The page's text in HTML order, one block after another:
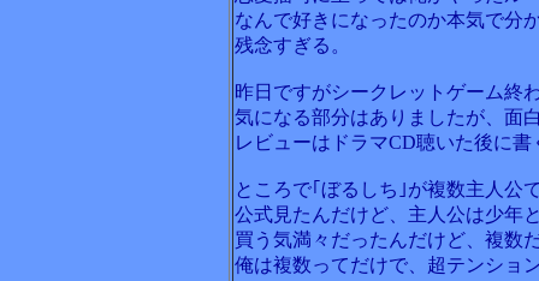
なんで好きになったのか本気で分
残念すぎる。
昨日ですがシークレットゲーム終
気になる部分はありましたが、面
レビューはドラマCD聴いた後に書
ところで｢ぼるしち｣が複数主人公
公式見たんだけど、主人公は少年
買う気満々だったんだけど、複数
俺は複数ってだけで、超テンショ